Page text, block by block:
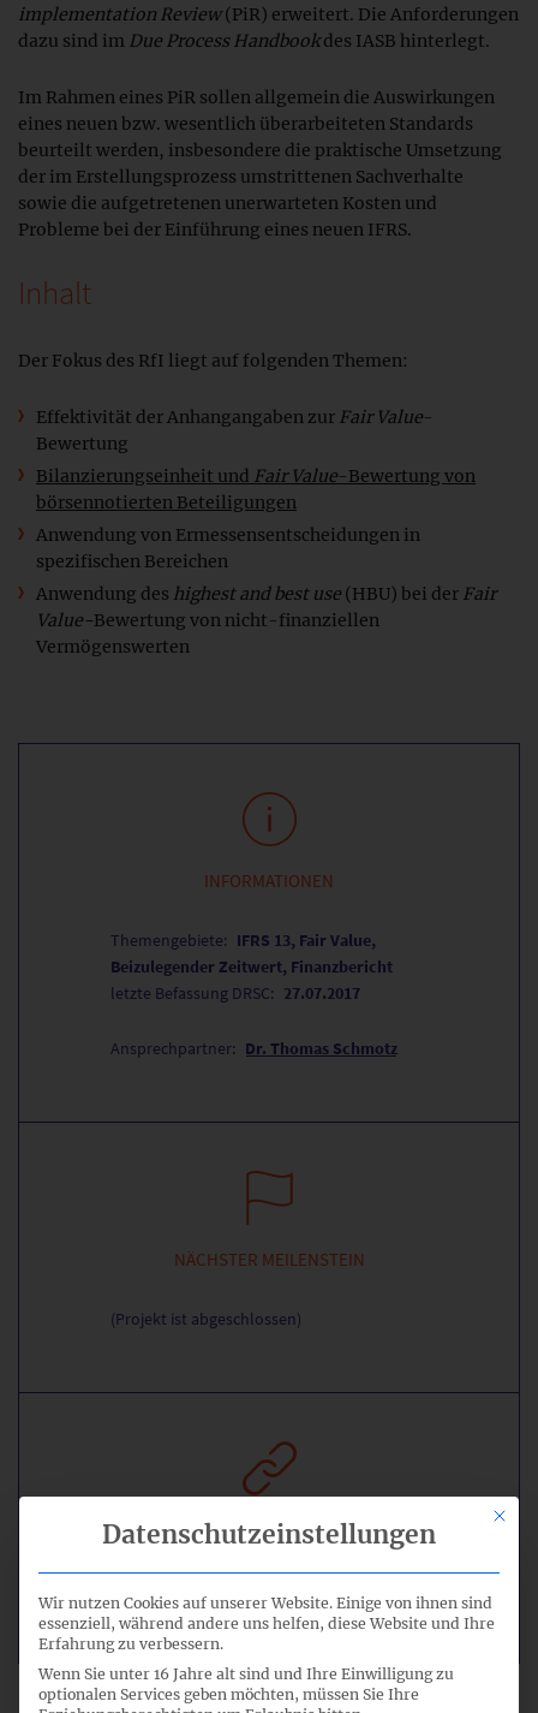
implementation Review(PiR) erweitert. Die Anforderungen
dazu sind im Due Process Handbookdes IASB hinterlegt.
Im Rahmen eines PiR sollen allgemein die Auswirkungen
eines neuen bzw. wesentlich überarbeiteten Standards
beurteilt werden, insbesondere die praktische Umsetzung
der im Erstellungsprozess umstrittenen Sachverhalte
sowie die aufgetretenen unerwarteten Kosten und
Probleme bei der Einführung eines neuen IFRS.
Inhalt
Der Fokus des RfI liegt auf folgenden Themen:
Effektivität der Anhangangaben zur Fair Value-
Bewertung
Bilanzierungseinheit und Fair Value-Bewertung von
börsennotierten Beteiligungen
Anwendung von Ermessensentscheidungen in
spezifischen Bereichen
Anwendung des highest and best use (HBU) bei der Fair
Value-Bewertung von nicht-finanziellen
Vermögenswerten
INFORMATIONEN
Themengebiete: IFRS 13, Fair Value,
Beizulegender Zeitwert, Finanzbericht
letzte Befassung DRSC: 27.07.2017
Ansprechpartner: Dr. Thomas Schmotz
NÄCHSTER MEILENSTEIN
(Projekt ist abgeschlossen)
QUICKLINKS
Mit
Datenschutzeinstellungen
Wir nutzen Cookies auf unserer Website. Einige von ihnen sind
essenziell, während andere uns helfen, diese Website und Ihre
Erfahrung zu verbessern.
Wenn Sie unter 16 Jahre alt sind und Ihre Einwilligung zu
optionalen Services geben möchten, müssen Sie Ihre